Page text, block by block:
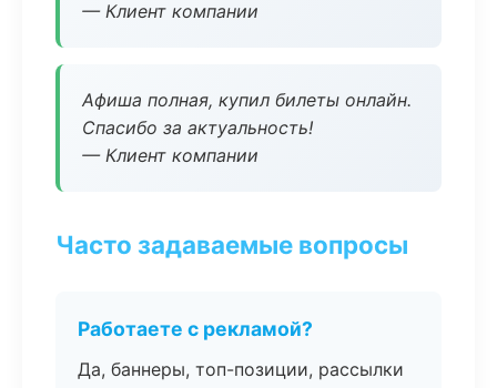
— Клиент компании
Афиша полная, купил билеты онлайн.
Спасибо за актуальность!
— Клиент компании
Часто задаваемые вопросы
Работаете с рекламой?
Да, баннеры, топ-позиции, рассылки